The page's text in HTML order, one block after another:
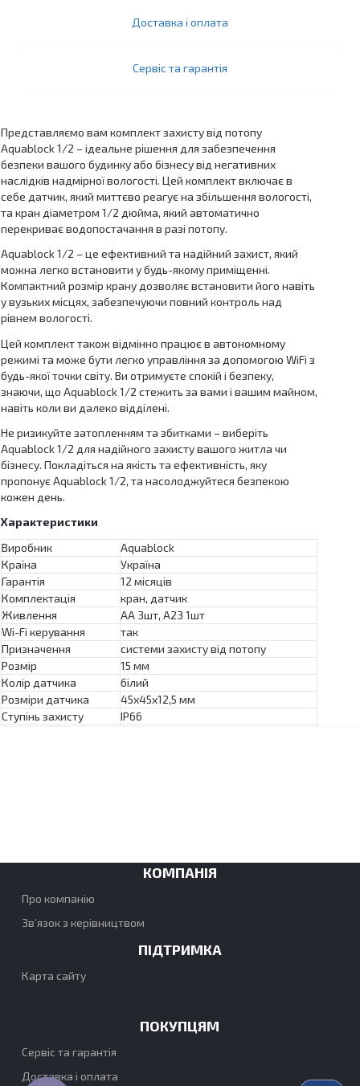
Доставка і оплата
Сервіс та гарантія
Представляємо вам комплект захисту від потопу
Aquablock 1/2 – ідеальне рішення для забезпечення
безпеки вашого будинку або бізнесу від негативних
наслідків надмірної вологості. Цей комплект включає в
себе датчик, який миттєво реагує на збільшення вологості,
та кран діаметром 1/2 дюйма, який автоматично
перекриває водопостачання в разі потопу.
Aquablock 1/2 – це ефективний та надійний захист, який
можна легко встановити у будь-якому приміщенні.
Компактний розмір крану дозволяє встановити його навіть
у вузьких місцях, забезпечуючи повний контроль над
рівнем вологості.
Цей комплект також відмінно працює в автономному
режимі та може бути легко управління за допомогою WiFi з
будь-якої точки світу. Ви отримуєте спокій і безпеку,
знаючи, що Aquablock 1/2 стежить за вами і вашим майном,
навіть коли ви далеко відділені.
Не ризикуйте затопленням та збитками – виберіть
Aquablock 1/2 для надійного захисту вашого житла чи
бізнесу. Покладіться на якість та ефективність, яку
пропонує Aquablock 1/2, та насолоджуйтеся безпекою
кожен день.
Характеристики
Виробник
Aquablock
Країна
Україна
Гарантія
12 місяців
Комплектація
кран, датчик
Живлення
АА 3шт, А23 1шт
Wi-Fi керування
так
Призначення
системи захисту від потопу
Розмір
15 мм
Колір датчика
білий
Розміри датчика
45х45х12,5 мм
Ступінь захисту
IP66
КОМПАНІЯ
Про компанію
Зв’язок з керівництвом
ПІДТРИМКА
Карта сайту
ПОКУПЦЯМ
Сервіс та гарантія
Доставка і оплата